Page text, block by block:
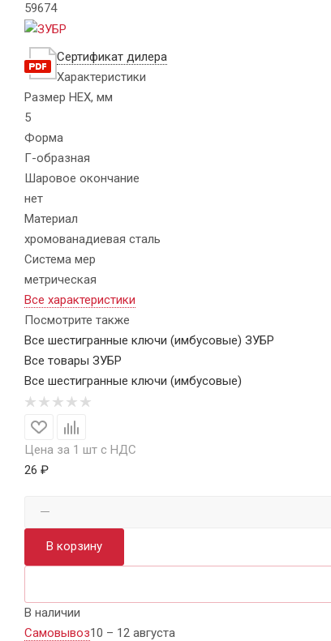
59674
Сертификат дилера
Характеристики
Размер HEX, мм
5
Форма
Г-образная
Шаровое окончание
нет
Материал
хромованадиевая сталь
Система мер
метрическая
Все характеристики
Посмотрите также
Все шестигранные ключи (имбусовые) ЗУБР
Все товары ЗУБР
Все шестигранные ключи (имбусовые)
Цена за 1 шт с НДС
26 ₽
В корзину
В наличии
Самовывоз10 – 12 августа